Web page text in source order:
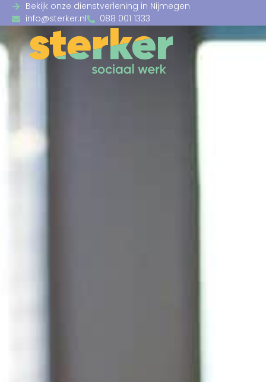
Bekijk onze dienstverlening in Nijmegen
info@sterker.nl
088 001 1333